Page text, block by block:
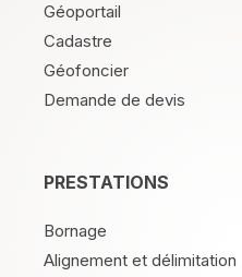
Géoportail
Cadastre
Géofoncier
Demande de devis
PRESTATIONS
Bornage
Alignement et délimitation